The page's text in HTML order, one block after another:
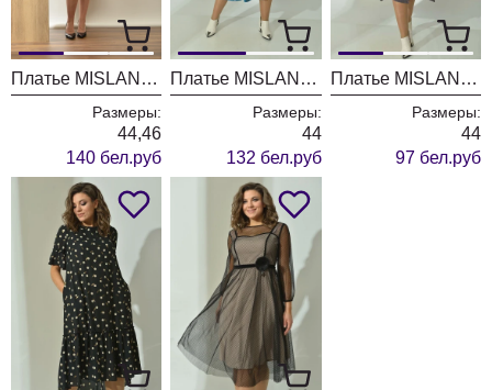
Платье MISLANA WOMEN 424/1
Размеры:
44,46
140 бел.руб
Платье MISLANA WOMEN 536
Размеры:
44
132 бел.руб
Платье MISLANA WOMEN 534/1
Размеры:
44
97 бел.руб